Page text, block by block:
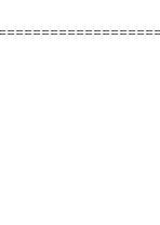
de B.P. Stenson -